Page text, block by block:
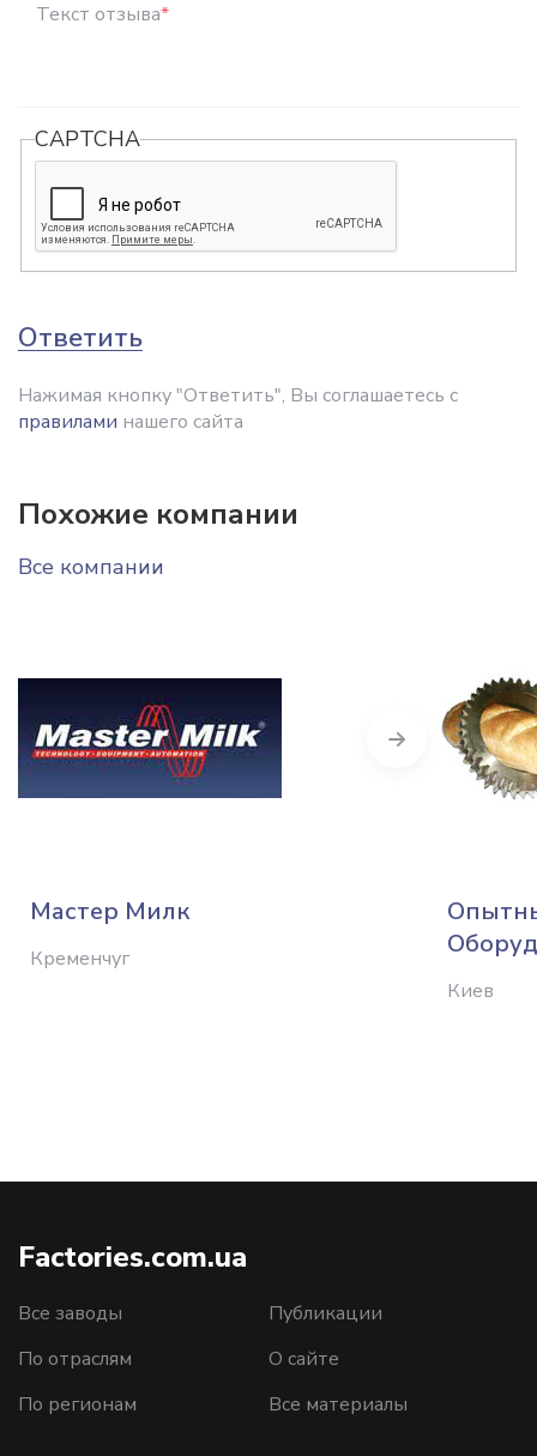
Текст отзыва*
CAPTCHA
Ответить
Нажимая кнопку "Ответить", Вы соглашаетесь с
правилами нашего сайта
Похожие компании
Все компании
Мастер Милк
Кременчуг
Киев
Next
Factories.com.ua
Все заводы
По отраслям
По регионам
Публикации
О сайте
Все материалы